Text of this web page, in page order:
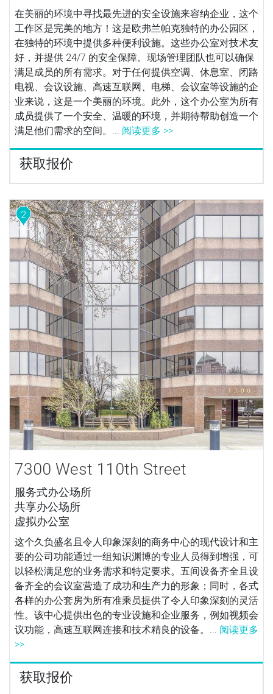
在美丽的环境中寻找最先进的安全设施来容纳企业，这个
工作区是完美的地方！这是欧弗兰帕克独特的办公园区，
在独特的环境中提供多种便利设施。这些办公室对技术友
好，并提供 24/7 的安全保障。现场管理团队也可以确保
满足成员的所有需求。对于任何提供空调、休息室、闭路
电视、会议设施、高速互联网、电梯、会议室等设施的企
业来说，这是一个美丽的环境。此外，这个办公室为所有
成员提供了一个安全、温暖的环境，并期待帮助创造一个
满足他们需求的空间。... 阅读更多 >>
获取报价
2
7300 West 110th Street
服务式办公场所
共享办公场所
虚拟办公室
这个久负盛名且令人印象深刻的商务中心的现代设计和主
要的公司功能通过一组知识渊博的专业人员得到增强，可
以轻松满足您的业务需求和特定要求。五间设备齐全且设
备齐全的会议室营造了成功和生产力的形象；同时，各式
各样的办公套房为所有准乘员提供了令人印象深刻的灵活
性。该中心提供出色的专业设施和企业服务，例如视频会
议功能，高速互联网连接和技术精良的设备。... 阅读更多
>>
获取报价